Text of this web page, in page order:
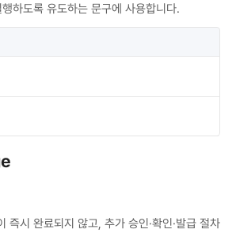
하도록 유도하는 문구에 사용합니다.
즉시 완료되지 않고, 추가 승인·확인·발급 절차